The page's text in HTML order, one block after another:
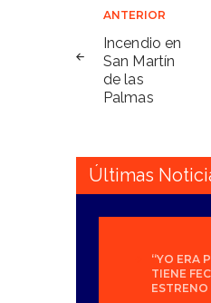
Navegación
de
entradas
ANTERIOR
Incendio en
San Martín
de las
Palmas
Últimas
“YO ERA
TIENE
ESTRENO